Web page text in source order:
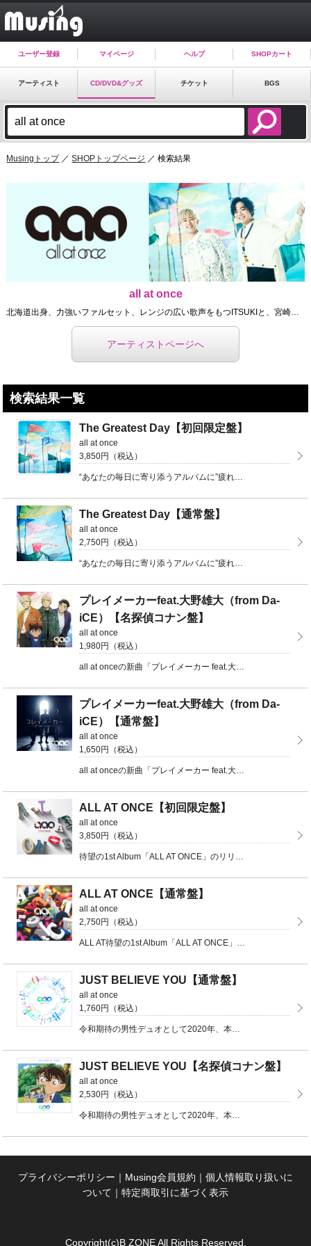
ユーザー登録 マイページ ヘルプ SHOPカート
アーティスト CD/DVD&グッズ チケット BGS
Musingトップ／SHOPトップページ ／ 検索結果
all at once
北海道出身、力強いファルセット、レンジの広い歌声をもつITSUKIと、宮崎県出身、少年のように素朴で ...
アーティストページへ
検索結果一覧
The Greatest Day【初回限定盤】
all at once
3,850円（税込）
“あなたの毎日に寄り添うアルバムに”疲れ悩んでしまったとき·新たなスタートを切るとき ...
The Greatest Day【通常盤】
all at once
2,750円（税込）
“あなたの毎日に寄り添うアルバムに”疲れ悩んでしまったとき·新たなスタートを切るとき ...
プレイメーカーfeat.大野雄大（from Da-
iCE）【名探偵コナン盤】
all at once
1,980円（税込）
all at onceの新曲「プレイメーカー feat.大野雄大（from Da-iCE）」がリリー ...
プレイメーカーfeat.大野雄大（from Da-
iCE）【通常盤】
all at once
1,650円（税込）
all at onceの新曲「プレイメーカー feat.大野雄大（from Da-iCE）」がリリー ...
ALL AT ONCE【初回限定盤】
all at once
3,850円（税込）
待望の1st Album「ALL AT ONCE」のリリースが決定 初回限定盤のDVDには、今年2 ...
ALL AT ONCE【通常盤】
all at once
2,750円（税込）
ALL AT待望の1st Album「ALL AT ONCE」のリリースが決定 通常盤（CD） ...
JUST BELIEVE YOU【通常盤】
all at once
1,760円（税込）
令和期待の男性デュオとして2020年、本格始動した「all at once」新人としては異例のダブル ...
JUST BELIEVE YOU【名探偵コナン盤】
all at once
2,530円（税込）
令和期待の男性デュオとして2020年、本格始動した「all at once」新人としては異例のダブル ...
プライバシーポリシー ｜ Musing会員規約 ｜ 個人情報取り扱いに
ついて ｜ 特定商取引に基づく表示
Copyright(c)B ZONE All Rights Reserved.